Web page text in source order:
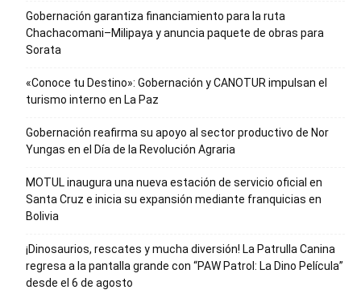
Gobernación garantiza financiamiento para la ruta
Chachacomani–Milipaya y anuncia paquete de obras para
Sorata
«Conoce tu Destino»: Gobernación y CANOTUR impulsan el
turismo interno en La Paz
Gobernación reafirma su apoyo al sector productivo de Nor
Yungas en el Día de la Revolución Agraria
MOTUL inaugura una nueva estación de servicio oficial en
Santa Cruz e inicia su expansión mediante franquicias en
Bolivia
¡Dinosaurios, rescates y mucha diversión! La Patrulla Canina
regresa a la pantalla grande con “PAW Patrol: La Dino Película”
desde el 6 de agosto